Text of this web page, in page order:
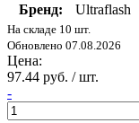
Бренд:
Ultraflash
На складе 10 шт.
Обновлено 07.08.2026
Цена:
97.44 руб. / шт.
-